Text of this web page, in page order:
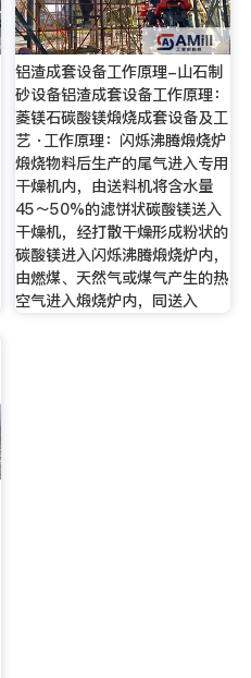
铝渣成套设备工作原理-山石制
砂设备铝渣成套设备工作原理：
菱镁石碳酸镁煅烧成套设备及工
艺 ·工作原理：闪烁沸腾煅烧炉
煅烧物料后生产的尾气进入专用
干燥机内，由送料机将含水量
45～50%的滤饼状碳酸镁送入
干燥机，经打散干燥形成粉状的
碳酸镁进入闪烁沸腾煅烧炉内，
由燃煤、天然气或煤气产生的热
空气进入煅烧炉内，同送入